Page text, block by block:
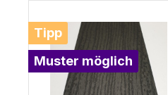
Tipp
Muster möglich